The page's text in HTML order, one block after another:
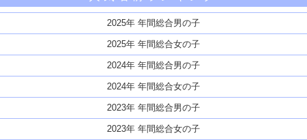
2025年 年間総合男の子
2025年 年間総合女の子
2024年 年間総合男の子
2024年 年間総合女の子
2023年 年間総合男の子
2023年 年間総合女の子